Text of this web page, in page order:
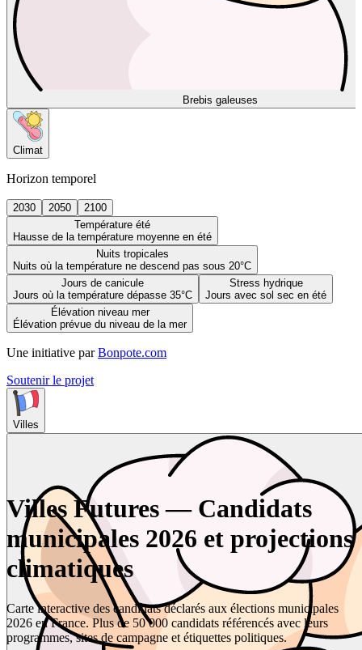
Brebis galeuses
Climat
Horizon temporel
2030 2050
2100
Température été
Hausse de la température moyenne en été
Nuits tropicales
Nuits où la température ne descend pas sous 20°C
Jours de canicule
Jours où la température dépasse 35°C
Stress hydrique
Jours avec sol sec en été
Élévation niveau mer
Élévation prévue du niveau de la mer
Une initiative par Bonpote.com
Soutenir le projet
Villes
Villes Futures — Candidats
municipales 2026 et projections
climatiques
Carte interactive des candidats déclarés aux élections municipales
2026 en France. Plus de 50 000 candidats référencés avec leurs
programmes, sites de campagne et étiquettes politiques.